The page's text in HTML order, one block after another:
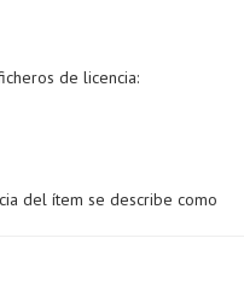
de licencia:
del ítem se describe como